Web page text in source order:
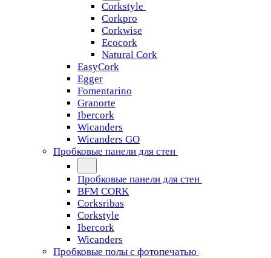
Corkstyle
Corkpro
Corkwise
Ecocork
Natural Cork
EasyCork
Egger
Fomentarino
Granorte
Ibercork
Wicanders
Wicanders GO
Пробковые панели для стен
Пробковые панели для стен
BFM CORK
Corksribas
Corkstyle
Ibercork
Wicanders
Пробковые полы с фотопечатью